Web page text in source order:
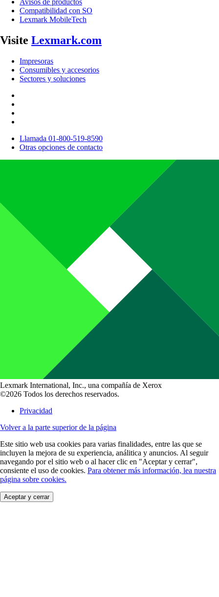
Avisos de productos
Compatibilidad con SO
Lexmark MobileTech
Visite Lexmark.com
Impresoras
Consumibles y accesorios
Sectores y soluciones
Llamada 01-800-519-8590
Otras opciones de contacto
Lexmark International, Inc., una compañía de Xerox
©2026 Todos los derechos reservados.
Privacidad
Volver a la parte superior de la página
Este sitio web usa cookies para varias finalidades, entre las que se
incluyen la mejora de su experiencia, análitica y anuncios. Al seguir
navegando por el sitio web o al hacer clic en "Aceptar y cerrar",
consiente el uso de cookies. Para obtener más información, lea nuestra
página sobre cookies.
Aceptar y cerrar